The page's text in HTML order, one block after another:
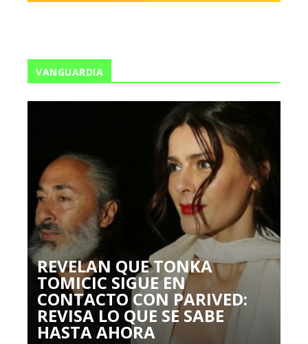
VANGUARDIA
REVELAN QUE TONKA
TOMICIC SIGUE EN
CONTACTO CON PARIVED:
REVISA LO QUE SE SABE
HASTA AHORA